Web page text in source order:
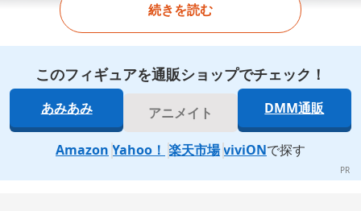
続きを読む
このフィギュアを通販ショップでチェック！
あみあみ アニメイト DMM通販
Amazon Yahoo！ 楽天市場 viviONで探す